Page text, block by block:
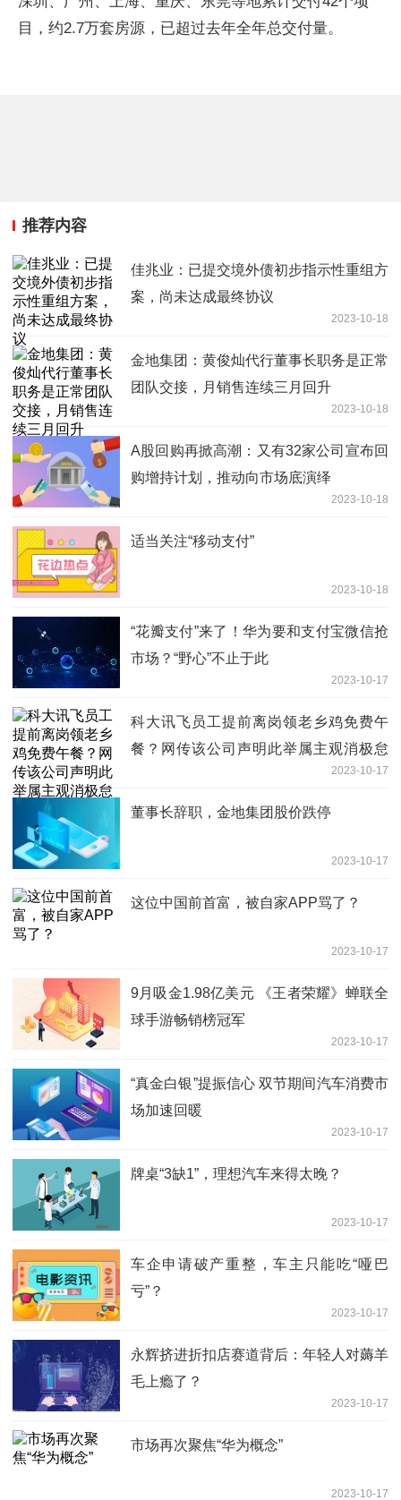
目，约2.7万套房源，已超过去年全年总交付量。
推荐内容
佳兆业：已提交境外债初步指示性重组方
案，尚未达成最终协议
2023-10-18
金地集团：黄俊灿代行董事长职务是正常
团队交接，月销售连续三月回升
2023-10-18
A股回购再掀高潮：又有32家公司宣布回
购增持计划，推动向市场底演绎
2023-10-18
适当关注“移动支付”
2023-10-18
“花瓣支付”来了！华为要和支付宝微信抢
市场？“野心”不止于此
2023-10-17
科大讯飞员工提前离岗领老乡鸡免费午
餐？网传该公司声明此举属主观消极怠
2023-10-17
董事长辞职，金地集团股价跌停
2023-10-17
这位中国前首富，被自家APP骂了？
2023-10-17
9月吸金1.98亿美元 《王者荣耀》蝉联全
球手游畅销榜冠军
2023-10-17
“真金白银”提振信心 双节期间汽车消费市
场加速回暖
2023-10-17
牌桌“3缺1”，理想汽车来得太晚？
2023-10-17
车企申请破产重整，车主只能吃“哑巴
亏”？
2023-10-17
永辉挤进折扣店赛道背后：年轻人对薅羊
毛上瘾了？
2023-10-17
市场再次聚焦“华为概念”
2023-10-17